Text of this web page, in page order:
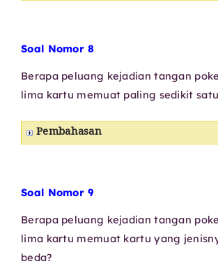
Soal Nomor 8
Berapa peluang kejadian tangan
lima kartu memuat paling sedikit
Pembahasan
Soal Nomor 9
Berapa peluang kejadian tangan
lima kartu memuat kartu yang
beda?